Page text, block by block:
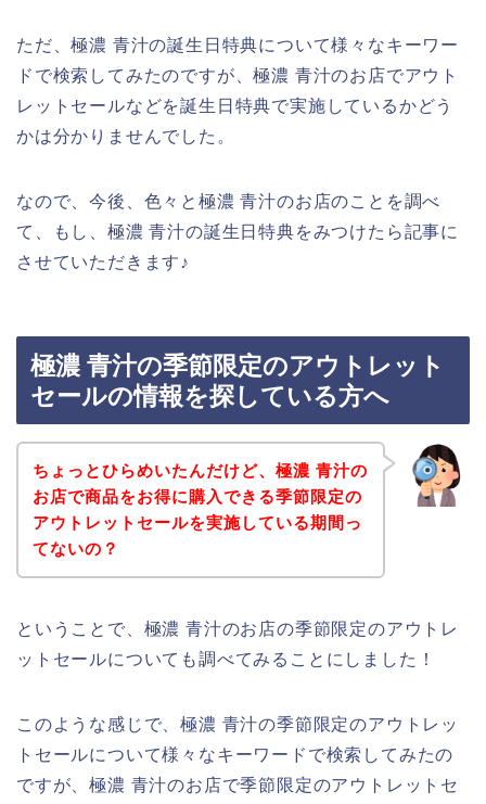
ただ、極濃 青汁の誕生日特典について様々なキーワー
ドで検索してみたのですが、極濃 青汁のお店でアウト
レットセールなどを誕生日特典で実施しているかどう
かは分かりませんでした。
なので、今後、色々と極濃 青汁のお店のことを調べ
て、もし、極濃 青汁の誕生日特典をみつけたら記事に
させていただきます♪
極濃 青汁の季節限定のアウトレット
セールの情報を探している方へ
ちょっとひらめいたんだけど、極濃 青汁の
お店で商品をお得に購入できる季節限定の
アウトレットセールを実施している期間っ
てないの？
ということで、極濃 青汁のお店の季節限定のアウトレ
ットセールについても調べてみることにしました！
このような感じで、極濃 青汁の季節限定のアウトレッ
トセールについて様々なキーワードで検索してみたの
ですが、極濃 青汁のお店で季節限定のアウトレットセ